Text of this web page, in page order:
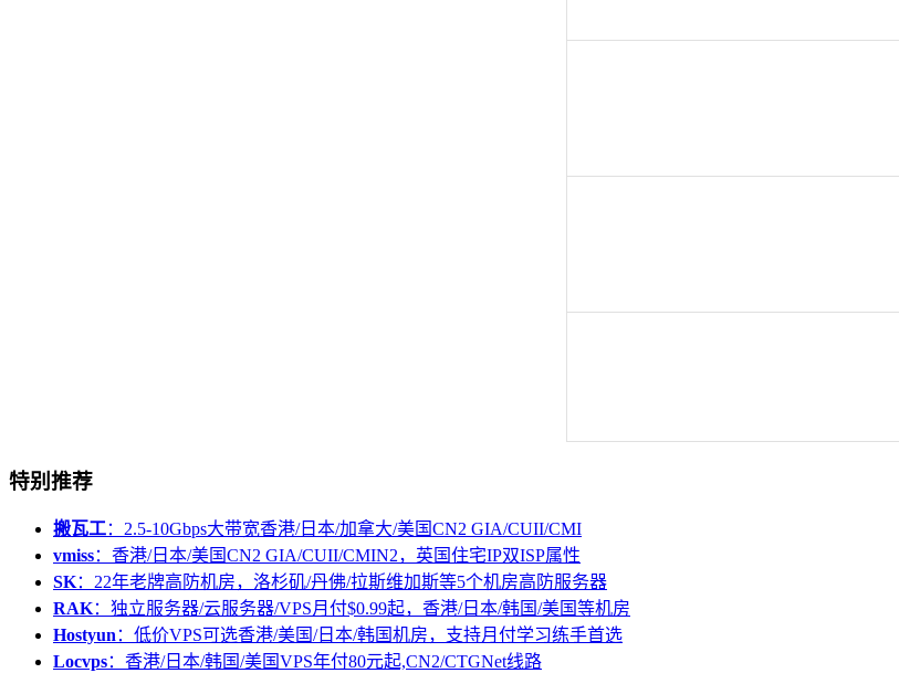
特别推荐
搬瓦工：2.5-10Gbps大带宽香港/日本/加拿大/美国CN2 GIA/CUII/CMI
vmiss：香港/日本/美国CN2 GIA/CUII/CMIN2，英国住宅IP双ISP属性
SK：22年老牌高防机房，洛杉矶/丹佛/拉斯维加斯等5个机房高防服务器
RAK：独立服务器/云服务器/VPS月付$0.99起，香港/日本/韩国/美国等机房
Hostyun：低价VPS可选香港/美国/日本/韩国机房，支持月付学习练手首选
Locvps：香港/日本/韩国/美国VPS年付80元起,CN2/CTGNet线路